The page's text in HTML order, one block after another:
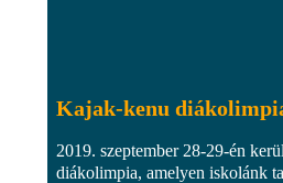
Kajak-kenu
2019. szeptember 28-29-én
diákolimpia, amelyen iskolánk